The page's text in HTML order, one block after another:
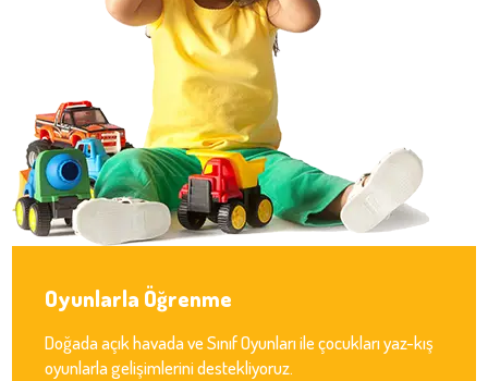
Oyunlarla Öğrenme
Doğada açık havada ve Sınıf Oyunları ile çocukları yaz-kış
oyunlarla gelişimlerini destekliyoruz.